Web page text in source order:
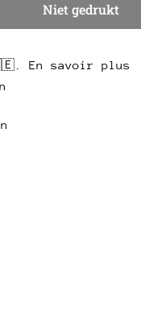
Saus 16-20
voor Saus
Niet gedrukt
En savoir plus